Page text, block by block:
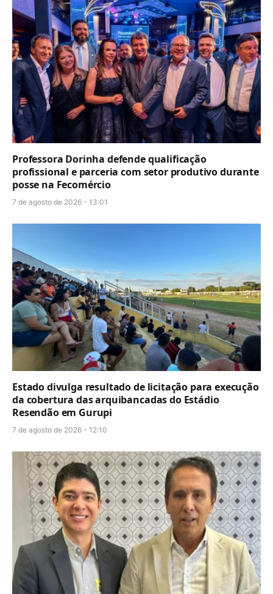
Professora Dorinha defende qualificação
profissional e parceria com setor produtivo durante
posse na Fecomércio
7 de agosto de 2026 - 13:01
Estado divulga resultado de licitação para execução
da cobertura das arquibancadas do Estádio
Resendão em Gurupi
7 de agosto de 2026 - 12:10